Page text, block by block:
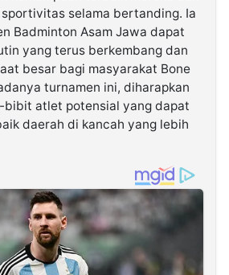
selama bertanding. Ia
Badminton Asam Jawa dapat
yang terus berkembang dan
besar bagi masyarakat Bone
turnamen ini, diharapkan
bibit atlet potensial yang dapat
daerah di kancah yang lebih